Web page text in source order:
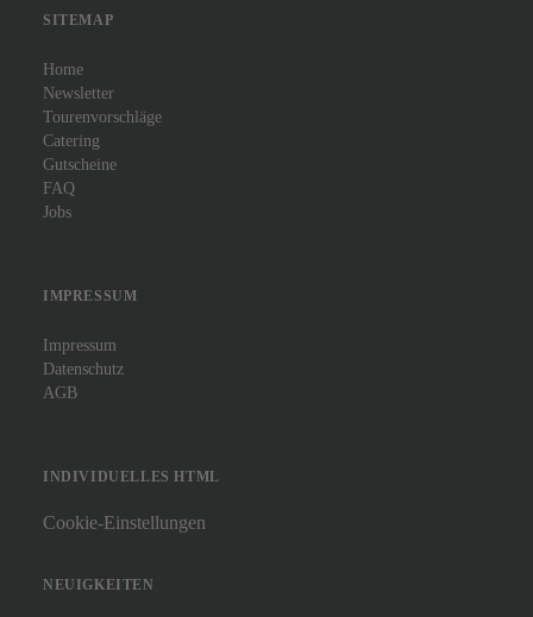
SITEMAP
Home
Newsletter
Tourenvorschläge
Catering
Gutscheine
FAQ
Jobs
IMPRESSUM
Impressum
Datenschutz
AGB
INDIVIDUELLES HTML
Cookie-Einstellungen
NEUIGKEITEN